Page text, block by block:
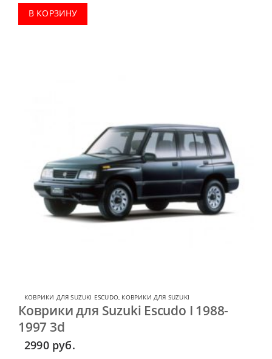
В КОРЗИНУ
КОВРИКИ ДЛЯ SUZUKI ESCUDO КОВРИКИ ДЛЯ SUZUKI
Коврики для Suzuki Escudo I 1988-
1997 3d
2990 руб.